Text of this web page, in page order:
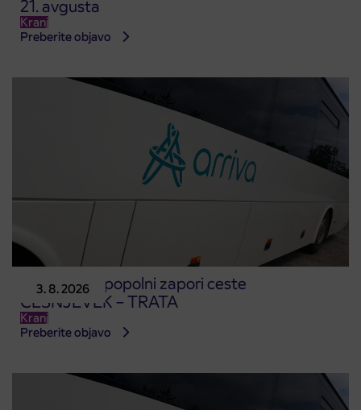
21. avgusta
Kranj
Preberite objavo
3. 8. 2026
Obvestilo o popolni zapori ceste
ČEŠNJEVEK – TRATA
Kranj
Preberite objavo